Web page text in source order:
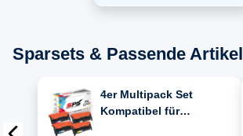
Sparsets & Passende Artikel
4er Multipack Set
Kompatibel für